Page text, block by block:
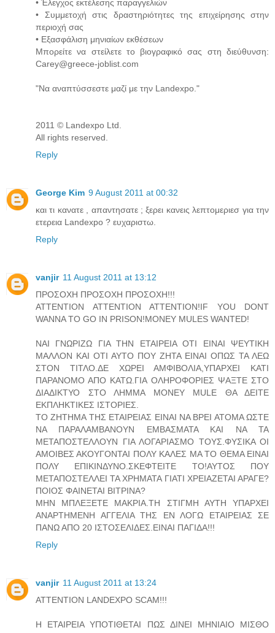
• Έλεγχος εκτέλεσης παραγγελιών
• Συμμετοχή στις δραστηριότητες της επιχείρησης στην
περιοχή σας
• Εξασφάλιση μηνιαίων εκθέσεων
Μπορείτε να στείλετε το βιογραφικό σας στη διεύθυνση:
Carey@greece-joblist.com
"Να αναπτύσσεστε μαζί με την Landexpo."
2011 © Landexpo Ltd.
All rights reserved.
Reply
George Kim 9 August 2011 at 00:32
και τι κανατε , απαντησατε ; ξερει κανεις λεπτομεριεσ για την
ετερεια Landexpo ? ευχαριστω.
Reply
vanjir 11 August 2011 at 13:12
ΠΡΟΣΟΧΗ ΠΡΟΣΟΧΗ ΠΡΟΣΟΧΗ!!!
ATTENTION ATTENTION ATTENTION!IF YOU DONT
WANNA TO GO IN PRISON!MONEY MULES WANTED!
ΝΑΙ ΓΝΩΡΙΖΩ ΓΙΑ ΤΗΝ ΕΤΑΙΡΕΙΑ ΟΤΙ ΕΙΝΑΙ ΨΕΥΤΙΚΗ
ΜΑΛΛΟΝ ΚΑΙ ΟΤΙ ΑΥΤΟ ΠΟΥ ΖΗΤΑ ΕΙΝΑΙ ΟΠΩΣ ΤΑ ΛΕΩ
ΣΤΟΝ ΤΙΤΛΟ.ΔΕ ΧΩΡΕΙ ΑΜΦΙΒΟΛΙΑ,ΥΠΑΡΧΕΙ ΚΑΤΙ
ΠΑΡΑΝΟΜΟ ΑΠΟ ΚΑΤΩ.ΓΙΑ ΟΛΗΡΟΦΟΡΙΕΣ ΨΑΞΤΕ ΣΤΟ
ΔΙΑΔΙΚΤΥΟ ΣΤΟ ΛΗΜΜΑ MONEY MULE ΘΑ ΔΕΙΤΕ
ΕΚΠΛΗΚΤΙΚΕΣ ΙΣΤΟΡΙΕΣ.
ΤΟ ΖΗΤΗΜΑ ΤΗΣ ΕΤΑΙΡΕΙΑΣ ΕΙΝΑΙ ΝΑ ΒΡΕΙ ΑΤΟΜΑ ΩΣΤΕ
ΝΑ ΠΑΡΑΛΑΜΒΑΝΟΥΝ ΕΜΒΑΣΜΑΤΑ ΚΑΙ ΝΑ ΤΑ
ΜΕΤΑΠΟΣΤΕΛΛΟΥΝ ΓΙΑ ΛΟΓΑΡΙΑΣΜΟ ΤΟΥΣ.ΦΥΣΙΚΑ ΟΙ
ΑΜΟΙΒΕΣ ΑΚΟΥΓΟΝΤΑΙ ΠΟΛΥ ΚΑΛΕΣ ΜΑ ΤΟ ΘΕΜΑ ΕΙΝΑΙ
ΠΟΛΥ ΕΠΙΚΙΝΔΥΝΟ.ΣΚΕΦΤΕΙΤΕ ΤΟ!ΑΥΤΟΣ ΠΟΥ
ΜΕΤΑΠΟΣΤΕΛΛΕΙ ΤΑ ΧΡΗΜΑΤΑ ΓΙΑΤΙ ΧΡΕΙΑΖΕΤΑΙ ΑΡΑΓΕ?
ΠΟΙΟΣ ΦΑΙΝΕΤΑΙ ΒΙΤΡΙΝΑ?
ΜΗΝ ΜΠΛΕΞΕΤΕ ΜΑΚΡΙΑ.ΤΗ ΣΤΙΓΜΗ ΑΥΤΗ ΥΠΑΡΧΕΙ
ΑΝΑΡΤΗΜΕΝΗ ΑΓΓΕΛΙΑ ΤΗΣ ΕΝ ΛΟΓΩ ΕΤΑΙΡΕΙΑΣ ΣΕ
ΠΑΝΩ ΑΠΟ 20 ΙΣΤΟΣΕΛΙΔΕΣ.ΕΙΝΑΙ ΠΑΓΙΔΑ!!!
Reply
vanjir 11 August 2011 at 13:24
ATTENTION LANDEXPO SCAM!!!
Η ΕΤΑΙΡΕΙΑ ΥΠΟΤΙΘΕΤΑΙ ΠΩΣ ΔΙΝΕΙ ΜΗΝΙΑΙΟ ΜΙΣΘΟ